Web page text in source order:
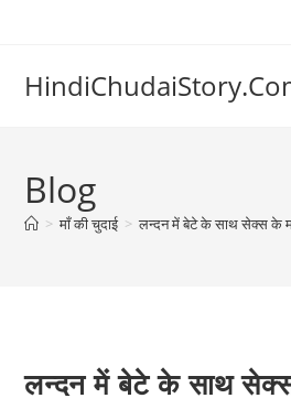
Blog
> माँ की चुदाई > लन्दन में बेटे के साथ सेक्स के
लन्दन में बेटे के साथ